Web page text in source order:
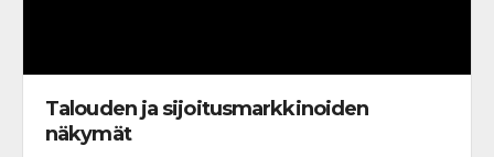
Talouden ja sijoitusmarkkinoiden
näkymät